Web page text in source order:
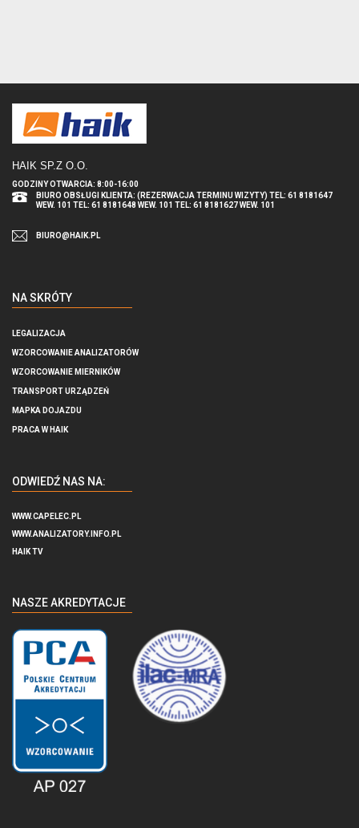
HAIK SP.Z O.O.
GODZINY OTWARCIA: 8:00-16:00
BIURO OBSŁUGI KLIENTA: (REZERWACJA TERMINU WIZYTY) TEL: 61 8181647
WEW. 101 TEL: 61 8181648 WEW. 101 TEL: 61 8181627 WEW. 101
BIURO@HAIK.PL
NA SKRÓTY
LEGALIZACJA
WZORCOWANIE ANALIZATORÓW
WZORCOWANIE MIERNIKÓW
TRANSPORT URZĄDZEŃ
MAPKA DOJAZDU
PRACA W HAIK
ODWIEDŹ NAS NA:
WWW.CAPELEC.PL
WWW.ANALIZATORY.INFO.PL
HAIK TV
NASZE AKREDYTACJE